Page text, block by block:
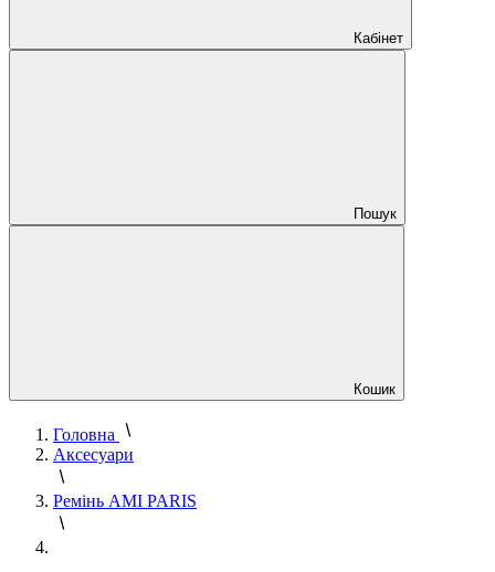
Кабінет
Пошук
Кошик
Головна
Аксесуари
Ремінь AMI PARIS